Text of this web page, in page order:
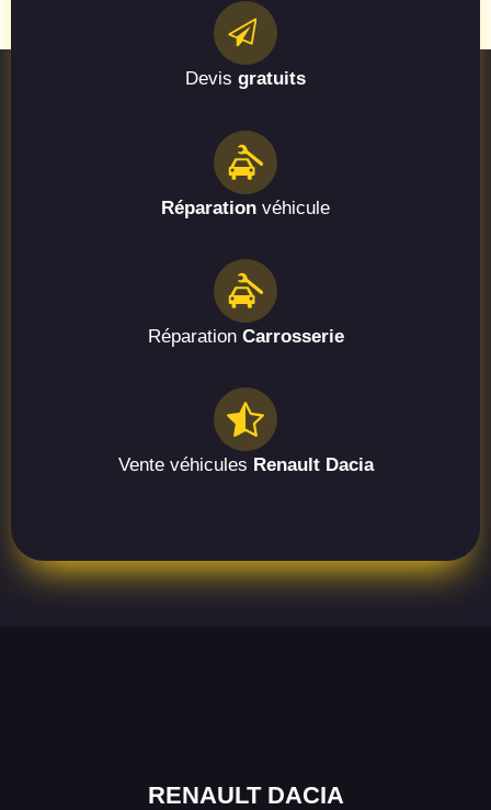
Devis gratuits
Réparation véhicule
Réparation Carrosserie
Vente véhicules Renault Dacia
RENAULT DACIA